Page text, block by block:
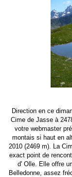
Direction en ce
Cime de Jasse à
votre webmaster
montais si haut en
2010 (2469 m). La
exact point de
d' Olle. Elle offre
Belledonne, assez